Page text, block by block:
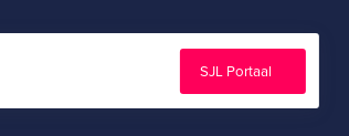
SJL Portaal